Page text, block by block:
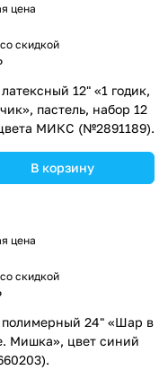
цена
скидкой
12" «1 годик,
пастель, набор 12
МИКС (№2891189).
В корзину
цена
скидкой
24" «Шар в
Мишка», цвет синий